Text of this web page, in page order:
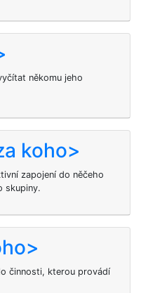
někomu jeho
koho>
zapojení do něčeho
skupiny.
činnosti, kterou provádí